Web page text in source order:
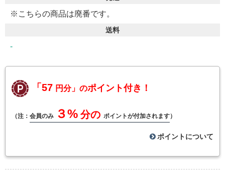
※こちらの商品は廃番です。
送料
-
「57 円分」のポイント付き！
（注： 会員のみ ３% 分の ポイントが付加されます）
ポイントについて